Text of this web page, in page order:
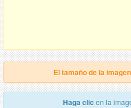
El tamaño de la
Haga clic en la